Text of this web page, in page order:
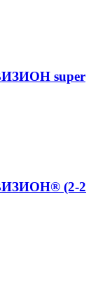
super
(2-2